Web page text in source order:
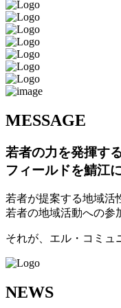
MESSAGE
若者の力を発揮す
フィールドを鯖江
若者が提案する地域活
若者の地域活動への参
それが、エル・コミュ
NEWS